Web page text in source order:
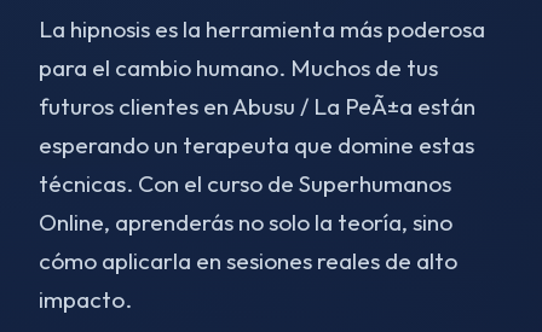
La hipnosis es la herramienta más poderosa
para el cambio humano. Muchos de tus
futuros clientes en Abusu / La PeÃ±a están
esperando un terapeuta que domine estas
técnicas. Con el curso de Superhumanos
Online, aprenderás no solo la teoría, sino
cómo aplicarla en sesiones reales de alto
impacto.